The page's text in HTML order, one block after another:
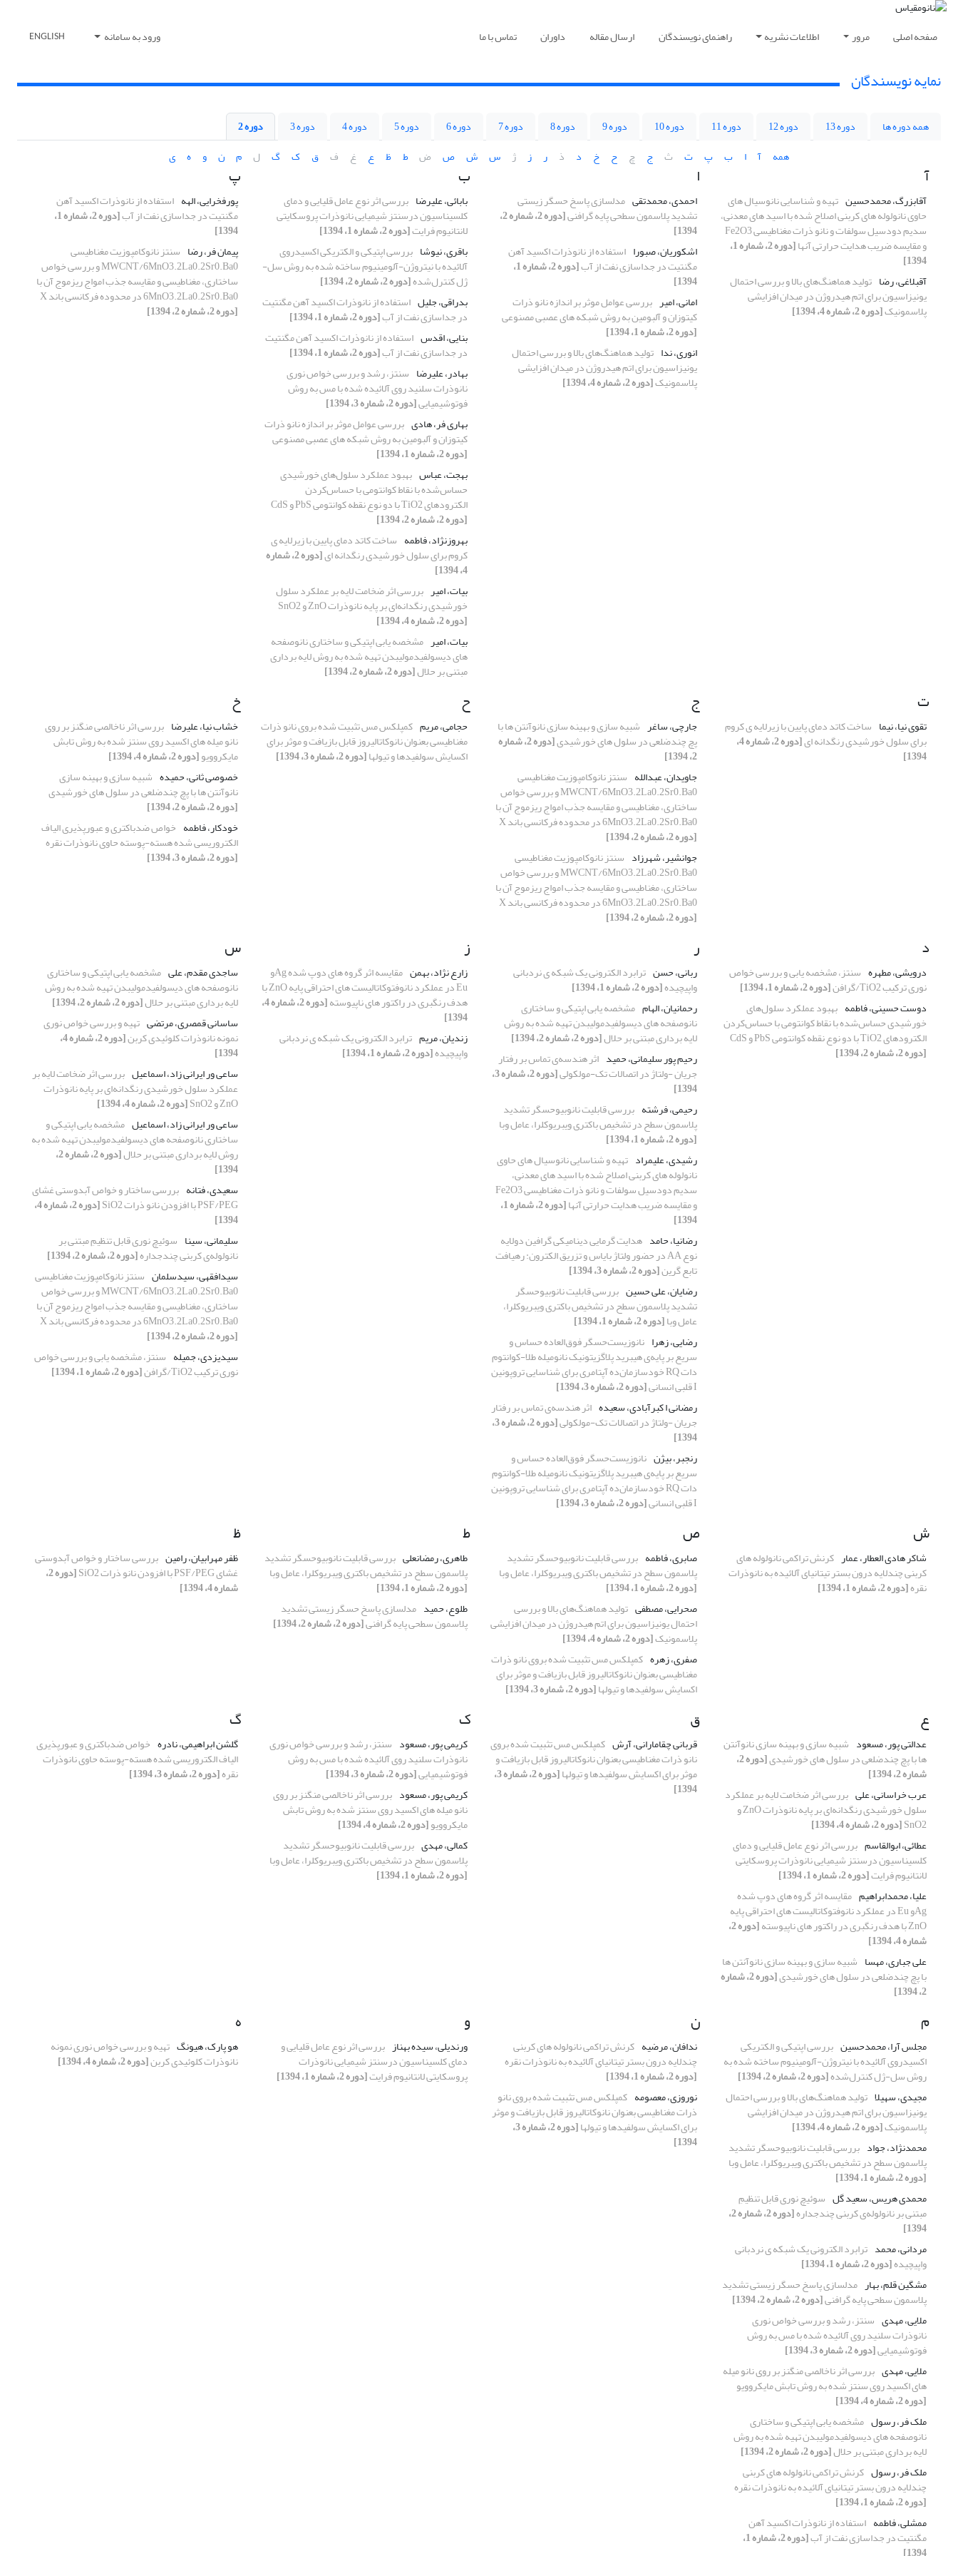
صفحه اصلی مرور اطلاعات نشریه راهنمای نویسندگان ارسال مقاله داوران تماس با ما ورود به سامانه ENGLISH
نمایه نویسندگان
همه دوره ها دوره 13 دوره 12 دوره 11 دوره 10 دوره 9 دوره 8 دوره 7 دوره 6 دوره 5 دوره 4 دوره 3
دوره 2
همه
آ ا ب پ ت ث ج چ ح خ د ذ ر ز ژ س ش ص ض ط ظ ع غ ف ق ک گ ل م ن و ه ی
آ
آقابزرگ، محمدحسین تهیه و شناسایی نانوسیال های
حاوی نانولوله های کربنی اصلاح شده با اسید های معدنی،
سدیم دودسیل سولفات و نانو ذرات مغناطیسی Fe2O3
و مقایسه ضریب هدایت حرارتی آنها [دوره 2، شماره 1،
1394]
آقبلاغی، رضا تولید هماهنگ‌های بالا و بررسی احتمال
یونیزاسیون برای اتم هیدروژن در میدان افزایشی
پلاسمونیک[دوره 2، شماره 4، 1394]
ا
احمدی، محمدتقی مدلسازی پاسخ حسگر زیستی
تشدید پلاسمون سطحی پایه گرافنی [دوره 2، شماره 2،
1394]
اشکوریان، صبورا استفاده از نانوذرات اکسید آهن
مگنتیت در جداسازی نفت از آب [دوره 2، شماره 1،
1394]
امانی، امیر بررسی عوامل موثر بر اندازه نانو ذرات
کیتوزان و آلبومین به روش شبکه های عصبی مصنوعی
[دوره 2، شماره 1، 1394]
انوری، ندا تولید هماهنگ‌های بالا و بررسی احتمال
یونیزاسیون برای اتم هیدروژن در میدان افزایشی
پلاسمونیک[دوره 2، شماره 4، 1394]
ب
بابائی، علیرضا بررسی اثر نوع عامل قلیایی و دمای
کلسیناسیون درسنتز شیمیایی نانوذرات پروسکایتی
لانتانیوم فرایت[دوره 2، شماره 1، 1394]
باقری، نیوشا بررسی اپتیکی و الکتریکی اکسیدروی
آلائیده با نیتروژن-آلومینیوم ساخته شده به روش سل-
ژل کنترل‌شده[دوره 2، شماره 2، 1394]
بدراقی، جلیل استفاده از نانوذرات اکسید آهن مگنتیت
در جداسازی نفت از آب[دوره 2، شماره 1، 1394]
بنایی، اقدس استفاده از نانوذرات اکسید آهن مگنتیت
در جداسازی نفت از آب[دوره 2، شماره 1، 1394]
بهادر، علیرضا سنتز، رشد و بررسی خواص نوری
نانوذرات سلنید روی آلائیده شده با مس به روش
فوتوشیمیایی[دوره 2، شماره 3، 1394]
بهاری فر، هادی بررسی عوامل موثر بر اندازه نانو ذرات
کیتوزان و آلبومین به روش شبکه های عصبی مصنوعی
[دوره 2، شماره 1، 1394]
بهجت، عباس بهبود عملکرد سلول‌های خورشیدی
حساس‌شده با نقاط کوانتومی با حساس‌کردن
الکترود‌های TiO2 با دو نوع نقطه کوانتومی PbS و CdS
[دوره 2، شماره 2، 1394]
بهروزنژاد، فاطمه ساخت کاتد دمای پایین با زیرلایه ی
کروم برای سلول خورشیدی رنگدانه ای [دوره 2، شماره
4، 1394]
بیات، امیر بررسی اثر ضخامت لایه بر عملکرد سلول
خورشیدی رنگدانه‌ای بر پایه نانوذرات ZnO و SnO2
[دوره 2، شماره 4، 1394]
بیات، امیر مشخصه یابی اپتیکی و ساختاری نانوصفحه
های دیسولفیدمولیبدن تهیه شده به روش لایه برداری
مبتنی بر حلال[دوره 2، شماره 2، 1394]
پ
پورفخرایی، الهه استفاده از نانوذرات اکسید آهن
مگنتیت در جداسازی نفت از آب [دوره 2، شماره 1،
1394]
پیمان فر، رضا سنتز نانوکامپوزیت مغناطیسی
MWCNT/6MnO3.2La0.2Sr0.Ba0 و بررسی خواص
ساختاری، مغناطیسی و مقایسه جذب امواج ریزموج آن با
6MnO3.2La0.2Sr0.Ba0 در محدوده فرکانسی باند X
[دوره 2، شماره 2، 1394]
ت
تقوی نیا، نیما ساخت کاتد دمای پایین با زیرلایه ی کروم
برای سلول خورشیدی رنگدانه ای [دوره 2، شماره 4،
1394]
ج
جارچی، ساغر شبیه سازی و بهینه سازی نانوآنتن ها با
پچ چندضلعی در سلول های خورشیدی [دوره 2، شماره
2، 1394]
جاویدان، عبدالله سنتز نانوکامپوزیت مغناطیسی
MWCNT/6MnO3.2La0.2Sr0.Ba0 و بررسی خواص
ساختاری، مغناطیسی و مقایسه جذب امواج ریزموج آن با
6MnO3.2La0.2Sr0.Ba0 در محدوده فرکانسی باند X
[دوره 2، شماره 2، 1394]
جوانشیر، شهرزاد سنتز نانوکامپوزیت مغناطیسی
MWCNT/6MnO3.2La0.2Sr0.Ba0 و بررسی خواص
ساختاری، مغناطیسی و مقایسه جذب امواج ریزموج آن با
6MnO3.2La0.2Sr0.Ba0 در محدوده فرکانسی باند X
[دوره 2، شماره 2، 1394]
ح
حجامی، مریم کمپلکس مس تثبیت شده بروی نانو ذرات
مغناطیسی بعنوان نانوکاتالیروز قابل بازیافت و موثر برای
اکسایش سولفیدها و تیولها[دوره 2، شماره 3، 1394]
خ
خشاب نیا، علیرضا بررسی اثر ناخالصی منگنز بر روی
نانو میله های اکسید روی سنتز شده به روش تابش
مایکروویو[دوره 2، شماره 4، 1394]
خصوصی ثانی، حمیده شبیه سازی و بهینه سازی
نانوآنتن ها با پچ چندضلعی در سلول های خورشیدی
[دوره 2، شماره 2، 1394]
خودکار، فاطمه خواص ضدباکتری و عبورپذیری الیاف
الکتروریسی شده هسته-پوسته حاوی نانوذرات نقره
[دوره 2، شماره 3، 1394]
د
درویشی، مطهره سنتز، مشخصه یابی و بررسی خواص
نوری ترکیب TiO2/گرافن
[دوره 2، شماره 1، 1394]
دوست حسینی، فاطمه بهبود عملکرد سلول‌های
خورشیدی حساس‌شده با نقاط کوانتومی با حساس‌کردن
الکترود‌های TiO2 با دو نوع نقطه کوانتومی PbS و CdS
[دوره 2، شماره 2، 1394]
ر
ربانی، حسن ترابرد الکترونی یک شبکه ی نردبانی
واپیچیده[دوره 2، شماره 1، 1394]
رحمانیان، الهام مشخصه یابی اپتیکی و ساختاری
نانوصفحه های دیسولفیدمولیبدن تهیه شده به روش
لایه برداری مبتنی بر حلال[دوره 2، شماره 2، 1394]
رحیم پور سلیمانی، حمید اثر هندسه‌ی تماس بر رفتار
جریان -ولتاژ در اتصالات تک-مولکولی [دوره 2، شماره 3،
1394]
رحیمی، فرشته بررسی قابلیت نانوبیوحسگر تشدید
پلاسمون سطح در تشخیص باکتری ویبریوکلرا، عامل وبا
[دوره 2، شماره 1، 1394]
رشیدی، علیمراد تهیه و شناسایی نانوسیال های حاوی
نانولوله های کربنی اصلاح شده با اسید های معدنی،
سدیم دودسیل سولفات و نانو ذرات مغناطیسی Fe2O3
و مقایسه ضریب هدایت حرارتی آنها [دوره 2، شماره 1،
1394]
رضانیا، حامد هدایت گرمایی دینامیکی گرافین دولایه
نوع AA در حضور ولتاژ بایاس و تزریق الکترون: رهیافت
تابع گرین[دوره 2، شماره 3، 1394]
رضایان، علی حسین بررسی قابلیت نانوبیوحسگر
تشدید پلاسمون سطح در تشخیص باکتری ویبریوکلرا،
عامل وبا[دوره 2، شماره 1، 1394]
رضایی، زهرا نانوزیست‌حسگر فوق‌العاده حساس و
سریع بر پایه‌ی هیبرید پلاگزیتونیک نانومیله طلا-کوانتوم
دات RQ خودسازمان‌ده آپتامری برای شناسایی تروپونین
I قلبی انسانی
[دوره 2، شماره 3، 1394]
رمضانی ا کبرآبادی، سعیده اثر هندسه‌ی تماس بر رفتار
جریان -ولتاژ در اتصالات تک-مولکولی [دوره 2، شماره 3،
1394]
رنجبر، بیژن نانوزیست‌حسگر فوق‌العاده حساس و
سریع بر پایه‌ی هیبرید پلاگزیتونیک نانومیله طلا-کوانتوم
دات RQ خودسازمان‌ده آپتامری برای شناسایی تروپونین
I قلبی انسانی [دوره 2، شماره 3، 1394]
ز
زارع نژاد، بهمن مقایسه اثر گروه های دوپ شده Agو
Eu در عملکرد نانوفتوکاتالیست های احتراقی پایه ZnO با
هدف رنگبری در راکتور های ناپیوسته [دوره 2، شماره 4،
1394]
زندیان، مریم ترابرد الکترونی یک شبکه ی نردبانی
واپیچیده[دوره 2، شماره 1، 1394]
س
ساجدی مقدم، علی مشخصه یابی اپتیکی و ساختاری
نانوصفحه های دیسولفیدمولیبدن تهیه شده به روش
لایه برداری مبتنی بر حلال[دوره 2، شماره 2، 1394]
ساسانی قمصری، مرتضی تهیه و بررسی خواص نوری
نمونه نانوذرات کلوئیدی کربن [دوره 2، شماره 4،
1394]
ساعی ور ایرانی زاد، اسماعیل بررسی اثر ضخامت لایه بر
عملکرد سلول خورشیدی رنگدانه‌ای بر پایه نانوذرات
ZnO و SnO2
[دوره 2، شماره 4، 1394]
ساعی ور ایرانی زاد، اسماعیل مشخصه یابی اپتیکی و
ساختاری نانوصفحه های دیسولفیدمولیبدن تهیه شده به
روش لایه برداری مبتنی بر حلال [دوره 2، شماره 2،
1394]
سعیدی، فتانه بررسی ساختار و خواص آبدوستی غشای
PSF/PEG با افزودن نانو ذرات SiO2 [دوره 2، شماره 4،
1394]
سلیمانی، سینا سوئیچ نوری قابل تنظیمِ مبتنی بر
نانولوله‌ی کربنی چندجداره[دوره 2، شماره 2، 1394]
سیدافقهی، سیدسلمان سنتز نانوکامپوزیت مغناطیسی
MWCNT/6MnO3.2La0.2Sr0.Ba0 و بررسی خواص
ساختاری، مغناطیسی و مقایسه جذب امواج ریزموج آن با
6MnO3.2La0.2Sr0.Ba0 در محدوده فرکانسی باند X
[دوره 2، شماره 2، 1394]
سیدیزدی، جمیله سنتز، مشخصه یابی و بررسی خواص
نوری ترکیب TiO2/گرافن [دوره 2، شماره 1، 1394]
ش
شاکر هادی العطار، عمار کرنش تراکمی نانولوله های
کربنی چندلایه درون بستر تیتانیای آلائیده به نانوذرات
نقره[دوره 2، شماره 1، 1394]
ص
صابری، فاطمه بررسی قابلیت نانوبیوحسگر تشدید
پلاسمون سطح در تشخیص باکتری ویبریوکلرا، عامل وبا
[دوره 2، شماره 1، 1394]
صحرایی، مصطفی تولید هماهنگ‌های بالا و بررسی
احتمال یونیزاسیون برای اتم هیدروژن در میدان افزایشی
پلاسمونیک[دوره 2، شماره 4، 1394]
صفری، زهره کمپلکس مس تثبیت شده بروی نانو ذرات
مغناطیسی بعنوان نانوکاتالیروز قابل بازیافت و موثر برای
اکسایش سولفیدها و تیولها[دوره 2، شماره 3، 1394]
ط
طاهری، رمضانعلی بررسی قابلیت نانوبیوحسگر تشدید
پلاسمون سطح در تشخیص باکتری ویبریوکلرا، عامل وبا
[دوره 2، شماره 1، 1394]
طلوع، حمید مدلسازی پاسخ حسگر زیستی تشدید
پلاسمون سطحی پایه گرافنی[دوره 2، شماره 2، 1394]
ظ
ظفر مهرابیان، رامین بررسی ساختار و خواص آبدوستی
غشای PSF/PEG با افزودن نانو ذرات SiO2 [دوره 2،
شماره 4، 1394]
ع
عدالتی پور، مسعود شبیه سازی و بهینه سازی نانوآنتن
ها با پچ چندضلعی در سلول های خورشیدی [دوره 2،
شماره 2، 1394]
عرب خراسانی، علی بررسی اثر ضخامت لایه بر عملکرد
سلول خورشیدی رنگدانه‌ای بر پایه نانوذرات ZnO و
SnO2[دوره 2، شماره 4، 1394]
عطائی، ابوالقاسم بررسی اثر نوع عامل قلیایی و دمای
کلسیناسیون درسنتز شیمیایی نانوذرات پروسکایتی
لانتانیوم فرایت[دوره 2، شماره 1، 1394]
علیا، محمدابراهیم مقایسه اثر گروه های دوپ شده
Agو Eu در عملکرد نانوفتوکاتالیست های احتراقی پایه
ZnO با هدف رنگبری در راکتور های ناپیوسته [دوره 2،
شماره 4، 1394]
علی جباری، مهسا شبیه سازی و بهینه سازی نانوآنتن ها
با پچ چندضلعی در سلول های خورشیدی [دوره 2، شماره
2، 1394]
ق
قربانی چقامارانی، آرش کمپلکس مس تثبیت شده بروی
نانو ذرات مغناطیسی بعنوان نانوکاتالیروز قابل بازیافت و
موثر برای اکسایش سولفیدها و تیولها [دوره 2، شماره 3،
1394]
ک
کریمی پور، مسعود سنتز، رشد و بررسی خواص نوری
نانوذرات سلنید روی آلائیده شده با مس به روش
فوتوشیمیایی[دوره 2، شماره 3، 1394]
کریمی پور، مسعود بررسی اثر ناخالصی منگنز بر روی
نانو میله های اکسید روی سنتز شده به روش تابش
مایکروویو[دوره 2، شماره 4، 1394]
کمالی، مهدی بررسی قابلیت نانوبیوحسگر تشدید
پلاسمون سطح در تشخیص باکتری ویبریوکلرا، عامل وبا
[دوره 2، شماره 1، 1394]
گ
گلشن ابراهیمی، نادره خواص ضدباکتری و عبورپذیری
الیاف الکتروریسی شده هسته-پوسته حاوی نانوذرات
نقره[دوره 2، شماره 3، 1394]
م
مجلس آرا، محمدحسین بررسی اپتیکی و الکتریکی
اکسیدروی آلائیده با نیتروژن-آلومینیوم ساخته شده به
روش سل-ژل کنترل‌شده[دوره 2، شماره 2، 1394]
مجیدی، سهیلا تولید هماهنگ‌های بالا و بررسی احتمال
یونیزاسیون برای اتم هیدروژن در میدان افزایشی
پلاسمونیک[دوره 2، شماره 4، 1394]
محمدنژاد، جواد بررسی قابلیت نانوبیوحسگر تشدید
پلاسمون سطح در تشخیص باکتری ویبریوکلرا، عامل وبا
[دوره 2، شماره 1، 1394]
محمدی هریس، سعید گل سوئیچ نوری قابل تنظیمِ
مبتنی بر نانولوله‌ی کربنی چندجداره [دوره 2، شماره 2،
1394]
مردانی، محمد ترابرد الکترونی یک شبکه ی نردبانی
واپیچیده[دوره 2، شماره 1، 1394]
مشگین قلم، بهار مدلسازی پاسخ حسگر زیستی تشدید
پلاسمون سطحی پایه گرافنی[دوره 2، شماره 2، 1394]
ملایی، مهدی سنتز، رشد و بررسی خواص نوری
نانوذرات سلنید روی آلائیده شده با مس به روش
فوتوشیمیایی[دوره 2، شماره 3، 1394]
ملایی، مهدی بررسی اثر ناخالصی منگنز بر روی نانو میله
های اکسید روی سنتز شده به روش تابش مایکروویو
[دوره 2، شماره 4، 1394]
ملک فر، رسول مشخصه یابی اپتیکی و ساختاری
نانوصفحه های دیسولفیدمولیبدن تهیه شده به روش
لایه برداری مبتنی بر حلال[دوره 2، شماره 2، 1394]
ملک فر، رسول کرنش تراکمی نانولوله های کربنی
چندلایه درون بستر تیتانیای آلائیده به نانوذرات نقره
[دوره 2، شماره 1، 1394]
ممشلی، فاطمه استفاده از نانوذرات اکسید آهن
مگنتیت در جداسازی نفت از آب [دوره 2، شماره 1،
ن
ندافان، مرضیه کرنش تراکمی نانولوله های کربنی
چندلایه درون بستر تیتانیای آلائیده به نانوذرات نقره
[دوره 2، شماره 1، 1394]
نوروزی، معصومه کمپلکس مس تثبیت شده بروی نانو
ذرات مغناطیسی بعنوان نانوکاتالیروز قابل بازیافت و موثر
برای اکسایش سولفیدها و تیولها [دوره 2، شماره 3،
1394]
و
ورندیلی، سیده بهناز بررسی اثر نوع عامل قلیایی و
دمای کلسیناسیون درسنتز شیمیایی نانوذرات
پروسکایتی لانتانیوم فرایت[دوره 2، شماره 1، 1394]
ه
هو پارک، هیونگ تهیه و بررسی خواص نوری نمونه
نانوذرات کلوئیدی کربن[دوره 2، شماره 4، 1394]